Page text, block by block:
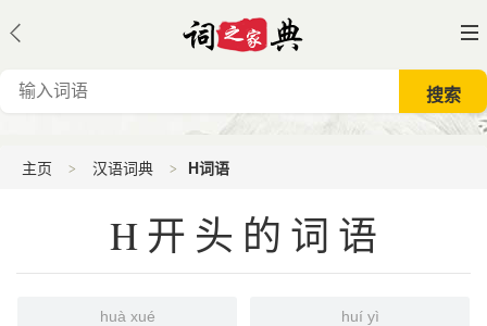
主页 汉语词典 H词语
H开头的词语
huà xué huí yì